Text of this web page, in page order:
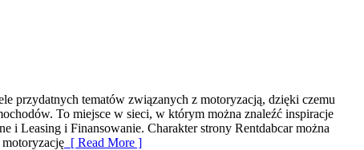
przydatnych tematów związanych z motoryzacją, dzięki czemu
To miejsce w sieci, w którym można znaleźć inspiracje
i Leasing i Finansowanie. Charakter strony Rentdabcar można
[ Read More ]